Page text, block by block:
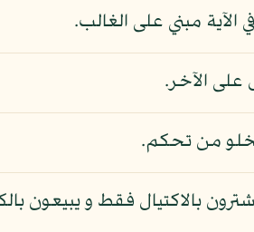
الآية مبني على الغالب.
على الآخر.
يخلو من تحكم.
بالاكتيال فقط و يبيعون